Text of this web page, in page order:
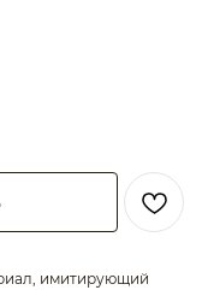
имитирующий